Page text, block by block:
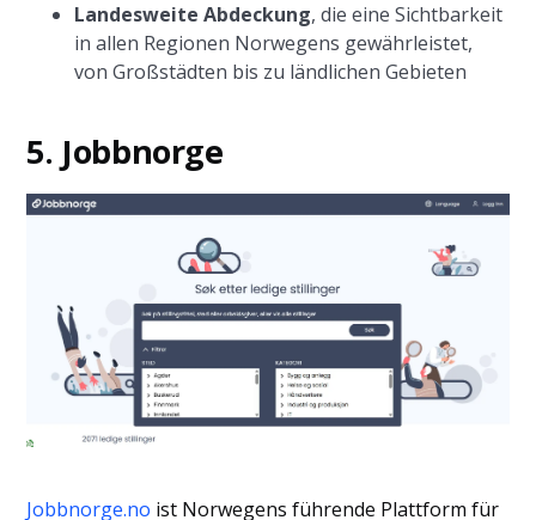
Landesweite Abdeckung, die eine Sichtbarkeit
in allen Regionen Norwegens gewährleistet,
von Großstädten bis zu ländlichen Gebieten
5. Jobbnorge
Jobbnorge.no ist Norwegens führende Plattform für